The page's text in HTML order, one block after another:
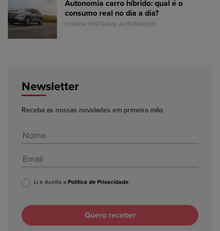
Autonomia carro híbrido: qual é o
consumo real no dia a dia?
HONDA PORTUGAL AUTOMÓVEIS
Newsletter
Receba as nossas novidades em primeira mão
Li e Aceito a Política de Privacidade.